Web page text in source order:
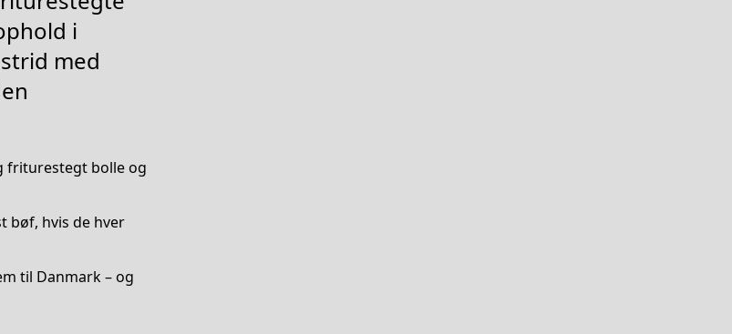
i
med
friturestegt bolle og
bøf, hvis de hver
til Danmark – og